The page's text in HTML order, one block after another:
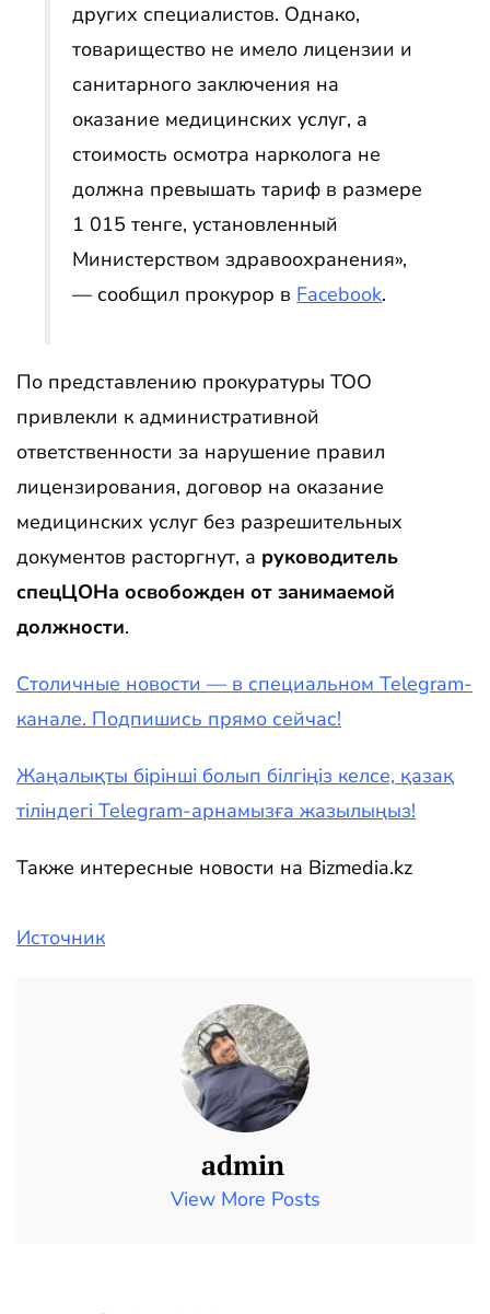
других специалистов. Однако,
товарищество не имело лицензии и
санитарного заключения на
оказание медицинских услуг, а
стоимость осмотра нарколога не
должна превышать тариф в размере
1 015 тенге, установленный
Министерством здравоохранения»,
— сообщил прокурор в Facebook.
По представлению прокуратуры ТОО
привлекли к административной
ответственности за нарушение правил
лицензирования, договор на оказание
медицинских услуг без разрешительных
документов расторгнут, а руководитель
спецЦОНа освобожден от занимаемой
должности.
Столичные новости — в специальном Telegram-
канале. Подпишись прямо сейчас!
Жаңалықты бірінші болып білгіңіз келсе, қазақ
тіліндегі Telegram-арнамызға жазылыңыз!
Также интересные новости на Bizmedia.kz
Источник
admin
View More Posts